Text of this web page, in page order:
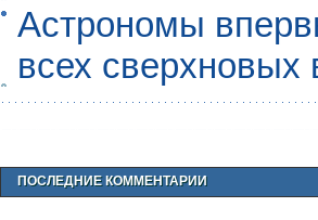
Астрономы
всех сверхновых
ПОСЛЕДНИЕ КОММЕНТАРИИ